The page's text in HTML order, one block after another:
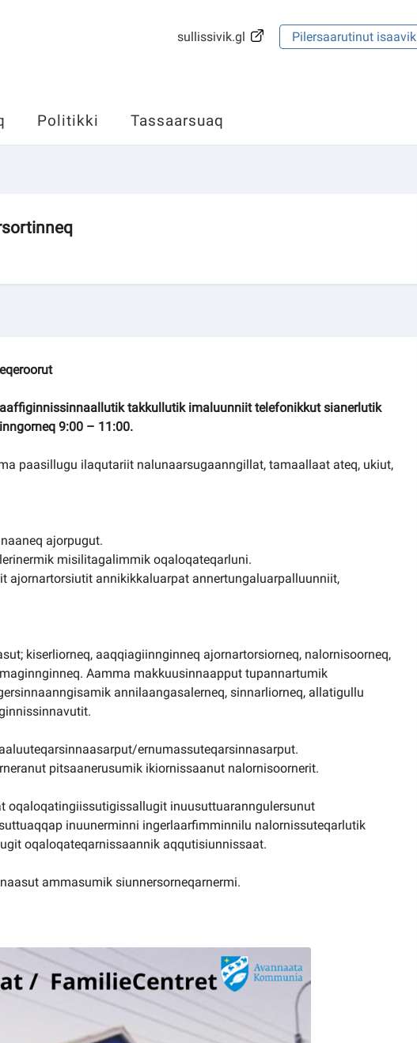
sullissivik.gl Pilersaarutinut isaavik
Politikki Tassaarsuaq
takkullutik imaluunniit telefonikkut sianerlutik
9:00 – 11:00.
paasillugu ilaqutariit nalunaarsugaanngillat, tamaallaat ateq, ukiut,
ajorpugut.
misilitagalimmik oqaloqateqarluni.
ajornartorsiutit annikikkaluarpat annertungaluarpalluunniit,
kiserliorneq, aaqqiagiinnginneq ajornartorsiorneq, nalornisoorneq,
Aamma makkuusinnaapput tupannartumik
annilaangasalerneq, sinnarliorneq, allatigullu
ernumassuteqarsinnasarput.
pitsaanerusumik ikiornissaanut nalornisoornerit.
oqaloqatingiissutigissallugit inuusuttuaranngulersunut
inuunerminni ingerlaarfimminnilu nalornissuteqarlutik
oqaloqateqarnissaannik aqqutisiunnissaat.
ammasumik siunnersorneqarnermi.